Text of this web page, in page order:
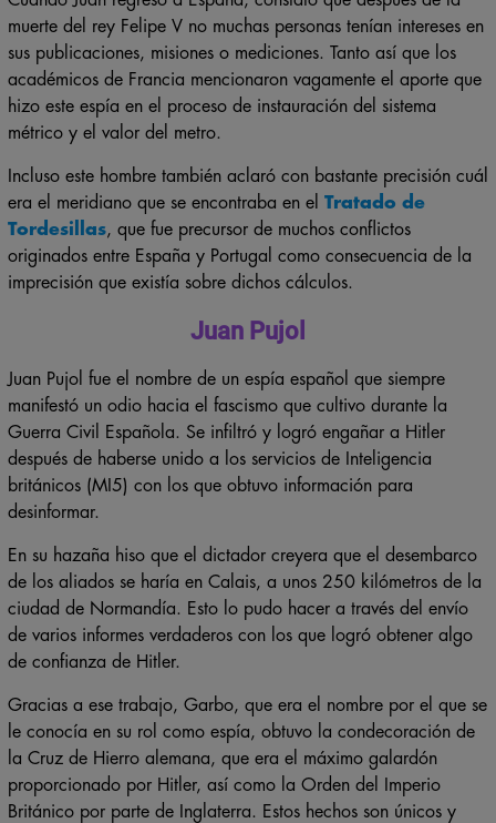
Cuando Juan regresó a España, constató que después de la
muerte del rey Felipe V no muchas personas tenían intereses en
sus publicaciones, misiones o mediciones. Tanto así que los
académicos de Francia mencionaron vagamente el aporte que
hizo este espía en el proceso de instauración del sistema
Incluso este hombre también aclaró con bastante precisión cuál
era el meridiano que se encontraba en elTratado de
Tordesillas, que fue precursor de muchos conflictos
originados entre España y Portugal como consecuencia de la
Juan Pujol
Juan Pujol fue el nombre de un espía español que siempre
manifestó un odio hacia el fascismo que cultivo durante la
Guerra Civil Española. Se infiltró y logró engañar a Hitler
después de haberse unido a los servicios de Inteligencia
británicos (MI5) con los que obtuvo información para
En su hazaña hiso que el dictador creyera que el desembarco
de los aliados se haría en Calais, a unos 250 kilómetros de la
ciudad de Normandía. Esto lo pudo hacer a través del envío
de varios informes verdaderos con los que logró obtener algo
Gracias a ese trabajo, Garbo, que era el nombre por el que se
le conocía en su rol como espía, obtuvo la condecoración de
la Cruz de Hierro alemana, que era el máximo galardón
proporcionado por Hitler, así como la Orden del Imperio